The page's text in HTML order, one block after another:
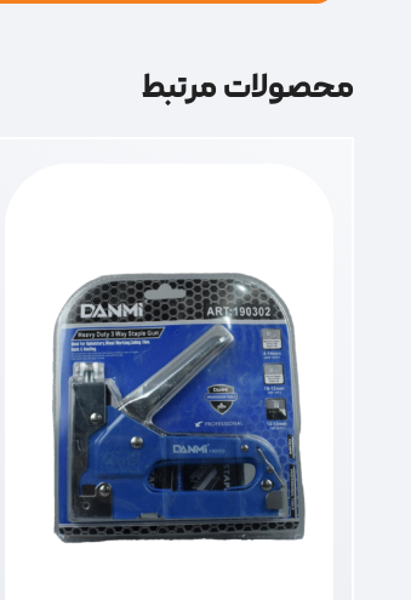
محصولات مرتبط